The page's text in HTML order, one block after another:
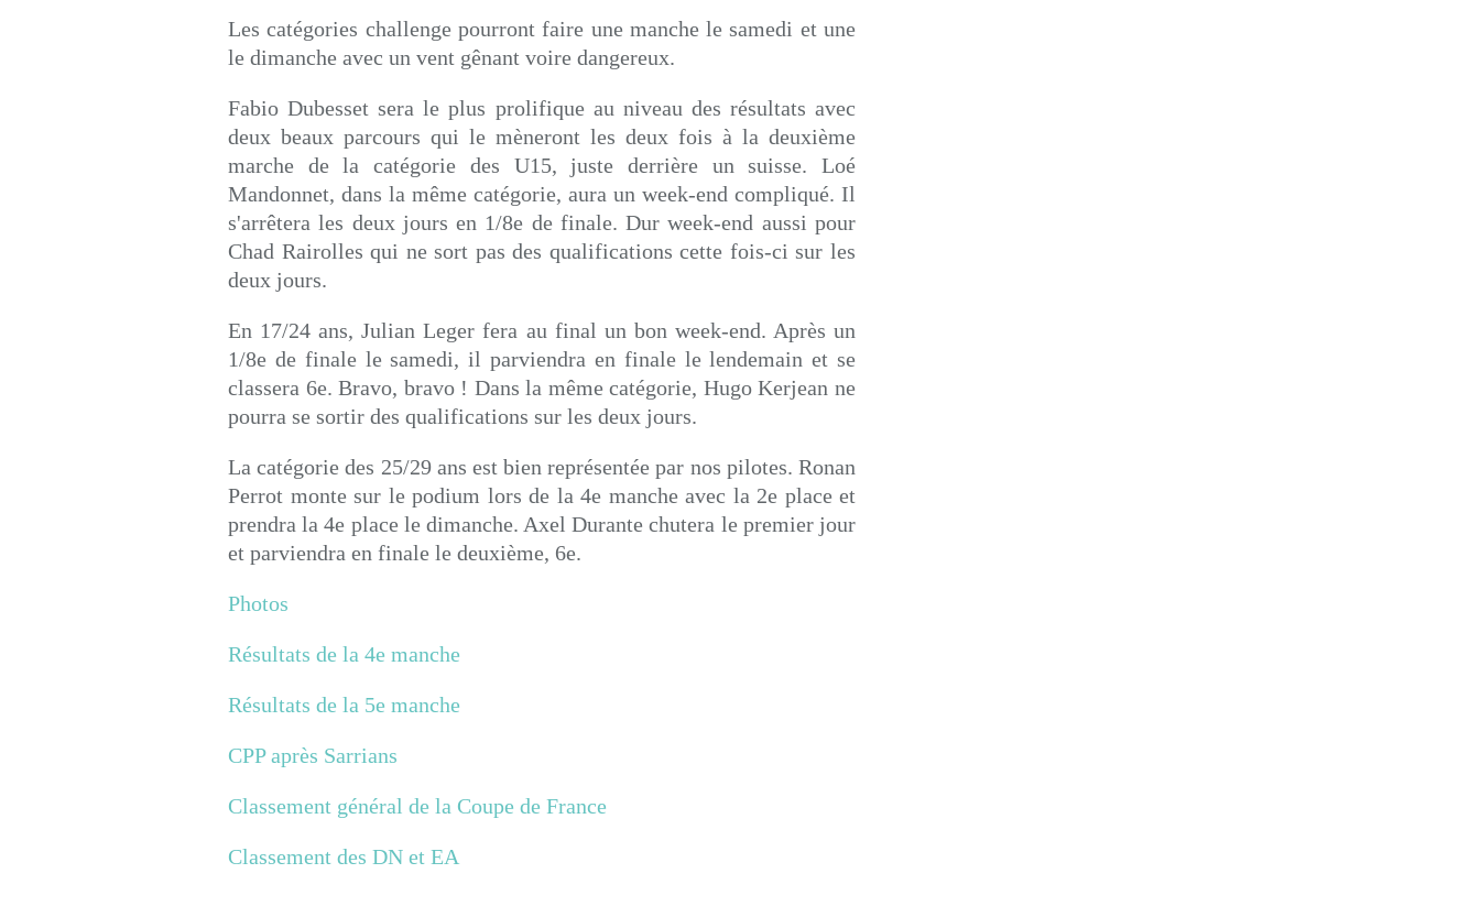
Les catégories challenge pourront faire une manche le samedi et une
le dimanche avec un vent gênant voire dangereux.
Fabio Dubesset sera le plus prolifique au niveau des résultats avec
deux beaux parcours qui le mèneront les deux fois à la deuxième
marche de la catégorie des U15, juste derrière un suisse. Loé
Mandonnet, dans la même catégorie, aura un week-end compliqué. Il
s'arrêtera les deux jours en 1/8e de finale. Dur week-end aussi pour
Chad Rairolles qui ne sort pas des qualifications cette fois-ci sur les
deux jours.
En 17/24 ans, Julian Leger fera au final un bon week-end. Après un
1/8e de finale le samedi, il parviendra en finale le lendemain et se
classera 6e. Bravo, bravo ! Dans la même catégorie, Hugo Kerjean ne
pourra se sortir des qualifications sur les deux jours.
La catégorie des 25/29 ans est bien représentée par nos pilotes. Ronan
Perrot monte sur le podium lors de la 4e manche avec la 2e place et
prendra la 4e place le dimanche. Axel Durante chutera le premier jour
et parviendra en finale le deuxième, 6e.
Photos
Résultats de la 4e manche
Résultats de la 5e manche
CPP après Sarrians
Classement général de la Coupe de France
Classement des DN et EA